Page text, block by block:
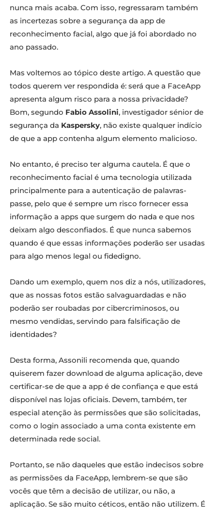
nunca mais acaba. Com isso, regressaram também
as incertezas sobre a segurança da app de
reconhecimento facial, algo que já foi abordado no
ano passado.
Mas voltemos ao tópico deste artigo. A questão que
todos querem ver respondida é: será que a FaceApp
apresenta algum risco para a nossa privacidade?
Bom, segundo Fabio Assolini, investigador sénior de
segurança da Kaspersky, não existe qualquer indício
de que a app contenha algum elemento malicioso.
No entanto, é preciso ter alguma cautela. É que o
reconhecimento facial é uma tecnologia utilizada
principalmente para a autenticação de palavras-
passe, pelo que é sempre um risco fornecer essa
informação a apps que surgem do nada e que nos
deixam algo desconfiados. É que nunca sabemos
quando é que essas informações poderão ser usadas
para algo menos legal ou fidedigno.
Dando um exemplo, quem nos diz a nós, utilizadores,
que as nossas fotos estão salvaguardadas e não
poderão ser roubadas por cibercriminosos, ou
mesmo vendidas, servindo para falsificação de
identidades?
Desta forma, Assonili recomenda que, quando
quiserem fazer download de alguma aplicação, deve
certificar-se de que a app é de confiança e que está
disponível nas lojas oficiais. Devem, também, ter
especial atenção às permissões que são solicitadas,
como o login associado a uma conta existente em
determinada rede social.
Portanto, se não daqueles que estão indecisos sobre
as permissões da FaceApp, lembrem-se que são
vocês que têm a decisão de utilizar, ou não, a
aplicação. Se são muito céticos, então não utilizem. É